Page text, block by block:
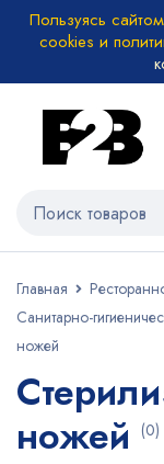
Пользуясь
cookies и
Главная
Санитарно-
ножей
ножей (0)